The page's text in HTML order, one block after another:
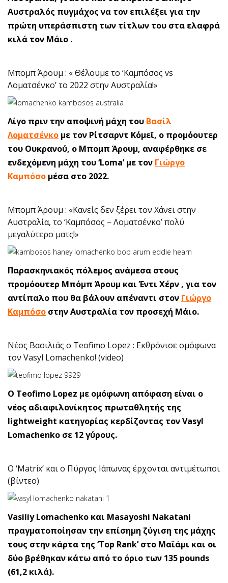
Αυστραλός πυγμάχος να τον επιλέξει για την
πρώτη υπεράσπιστη των τίτλων του στα ελαφρά
κιλά τον Μάιο .
Μπομπ Άρουμ : « Θέλουμε το ‘Καμπόσος vs
Λοματσένκο’ το 2022 στην Αυστραλία!»
Λίγο πριν την αποψινή μάχη του Βασίλ
Λοματσένκο με τον Ρίτσαρντ Κόμεϊ, ο προμόουτερ
του Ουκρανού, ο Μπομπ Άρουμ, αναφέρθηκε σε
ενδεχόμενη μάχη του ‘Loma’ με τον Γιώργο
Καμπόσο μέσα στο 2022.
Μπομπ Άρουμ : «Κανείς δεν ξέρει τον Χάνεϊ στην
Αυστραλία, το ‘Καμπόσος – Λοματσένκο’ πολύ
μεγαλύτερο ματς!»
Παρασκηνιακός πόλεμος ανάμεσα στους
προμόουτερ Μπόμπ Άρουμ και Έντι Χέρν , για τον
αντίπαλο που θα βάλουν απέναντι στον Γιώργο
Καμπόσο στην Αυστραλία τον προσεχή Μάιο.
Νέος Βασιλιάς ο Teofimo Lopez : Εκθρόνισε ομόφωνα
τον Vasyl Lomachenko! (video)
Ο Teofimo Lopez με ομόφωνη απόφαση είναι ο
νέος αδιαφιλονίκητος πρωταθλητής της
lightweight κατηγορίας κερδίζοντας τον Vasyl
Lomachenko σε 12 γύρους.
Ο ‘Matrix’ και ο Πύργος Ιάπωνας έρχονται αντιμέτωποι
(βίντεο)
Vasiliy Lomachenko και Masayoshi Nakatani
πραγματοποίησαν την επίσημη ζύγιση της μάχης
τους στην κάρτα της ‘Top Rank’ στο Μαϊάμι και οι
δύο βρέθηκαν κάτω από το όριο των 135 pounds
(61,2 κιλά).